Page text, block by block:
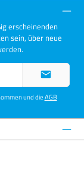
erscheinenden
sein, über neue
und dieAGB